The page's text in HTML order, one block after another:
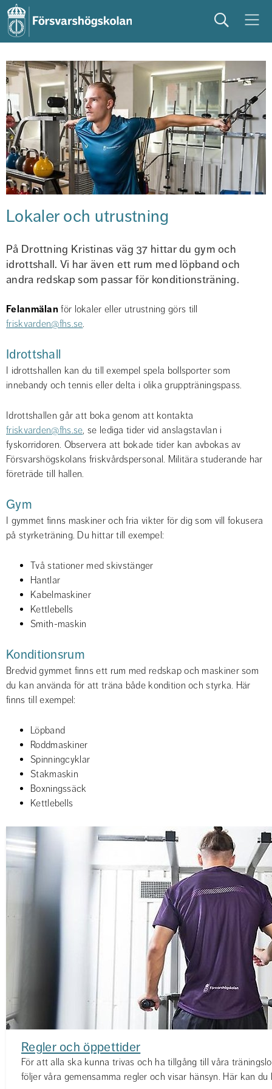
Sök Meny
studera på campus studentliv
Lokaler och utrustning
På Drottning Kristinas väg 37 hittar du gym och
idrottshall. Vi har även ett rum med löpband och
andra redskap som passar för konditionsträning.
Felanmälan
friskvarden@fhs.se.
Idrottshall
I idrottshallen kan du till exempel spela bollsporter som
innebandy och tennis eller delta i olika gruppträningspass.
friskvarden@fhs.se, se lediga tider vid anslagstavlan i
fyskorridoren. Observera att bokade tider kan avbokas av
Försvarshögskolans friskvårdspersonal. Militära studerande har
företräde till hallen.
Gym
I gymmet finns maskiner och fria vikter för dig som vill fokusera
på styrketräning. Du hittar till exempel:
Två stationer med skivstänger
Hantlar
Kabelmaskiner
Kettlebells
Smith-maskin
Konditionsrum
Bredvid gymmet finns ett rum med redskap och maskiner som
du kan använda för att träna både kondition och styrka. Här
finns till exempel:
Löpband
Roddmaskiner
Spinningcyklar
Stakmaskin
Boxningssäck
Kettlebells
Regler och öppettider
För att alla ska kunna trivas och ha tillgång till våra
följer våra gemensamma regler och visar hänsyn. Här kan du